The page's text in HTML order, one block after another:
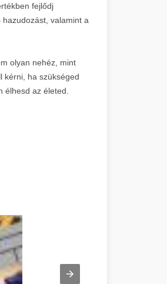
fejlődj
valamint a
olyan nehéz, mint
kérni, ha szükséged
az életed.